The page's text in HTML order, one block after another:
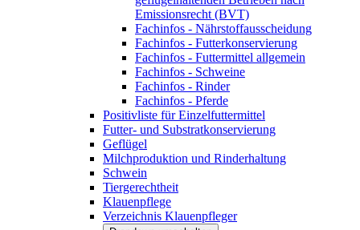
Emissionsrecht (BVT)
Fachinfos - Nährstoffausscheidung
Fachinfos - Futterkonservierung
Fachinfos - Futtermittel allgemein
Fachinfos - Schweine
Fachinfos - Rinder
Fachinfos - Pferde
Positivliste für Einzelfuttermittel
Futter- und Substratkonservierung
Geflügel
Milchproduktion und Rinderhaltung
Schwein
Tiergerechtheit
Klauenpflege
Verzeichnis Klauenpfleger